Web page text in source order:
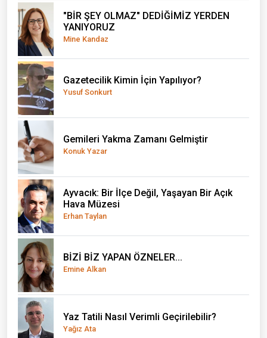
"BİR ŞEY OLMAZ" DEDİĞİMİZ YERDEN
YANIYORUZ
Mine Kandaz
Gazetecilik Kimin İçin Yapılıyor?
Yusuf Sonkurt
Gemileri Yakma Zamanı Gelmiştir
Konuk Yazar
Ayvacık: Bir İlçe Değil, Yaşayan Bir Açık
Hava Müzesi
Erhan Taylan
BİZİ BİZ YAPAN ÖZNELER...
Emine Alkan
Yaz Tatili Nasıl Verimli Geçirilebilir?
Yağız Ata